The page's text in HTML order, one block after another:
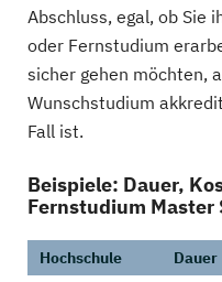
Abschluss, egal, ob Sie
oder Fernstudium
sicher gehen möchten,
Wunschstudium
Fall ist.
Beispiele: Dauer,
Fernstudium Master
Hochschule Dauer